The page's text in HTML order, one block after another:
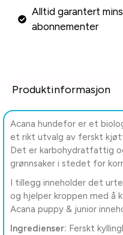
Alltid garantert
abonnementer
Produktinformasjon
Acana hundefor er et
et rikt utvalg av ferskt
Det er karbohydratfattig
grønnsaker i stedet for
I tillegg inneholder det
og hjelper kroppen med
Acana puppy & junior
Ingredienser: Ferskt